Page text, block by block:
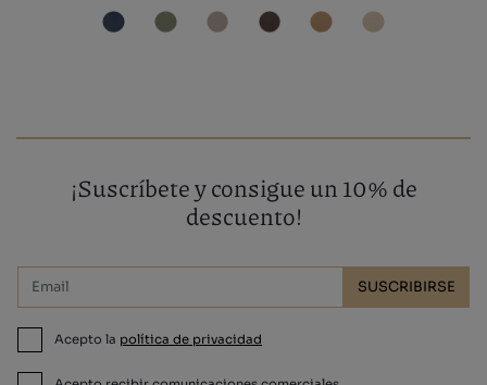
¡Suscríbete y consigue un 10% de
descuento!
SUSCRIBIRSE
Acepto la política de privacidad